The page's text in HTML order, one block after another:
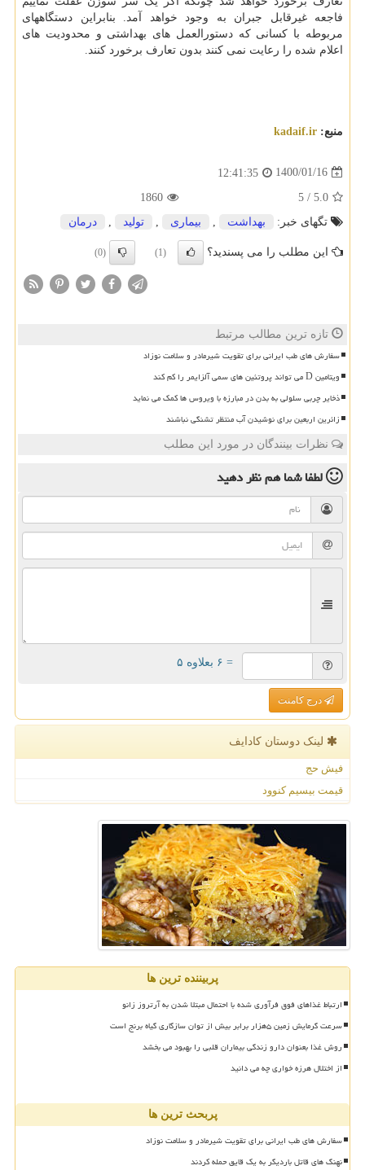
فاجعه غیرقابل جبران به وجود خواهد آمد. بنابراین دستگاههای
مربوطه با کسانی که دستورالعمل های بهداشتی و محدودیت های
اعلام شده را رعایت نمی کنند بدون تعارف برخورد کنند.
منبع: kadaif.ir
1400/01/16
12:41:35
5.0
/
5
1860
تگهای خبر:
بهداشت بیماری تولید درمان
این مطلب را می پسندید؟ (1)
(0)
تازه ترین مطالب مرتبط
سفارش های طب ایرانی برای تقویت شیرمادر و سلامت نوزاد
ویتامین D می تواند پروتئین های سمی آلزایمر را کم کند
ذخایر چربی سلولی به بدن در مبارزه با ویروس ها کمک می نماید
زائرین اربعین برای نوشیدن آب منتظر تشنگی نباشند
نظرات بینندگان در مورد این مطلب
لطفا شما همنظر دهید
= ۶ بعلاوه ۵
درج کامنت
لینک دوستان كادایف
فیش حج
قیمت بیسیم کنوود
پربیننده ترین ها
ارتباط غذاهای فوق فرآوری شده با احتمال مبتلا شدن به آرتروز زانو
سرعت گرمایش زمین ۵هزار برابر بیش از توان سازگاری گیاه برنج است
روش غذا بعنوان دارو زندگی بیماران قلبی را بهبود می بخشد
از اختلال هرزه خواری چه می دانید
پربحث ترین ها
سفارش های طب ایرانی برای تقویت شیرمادر و سلامت نوزاد
نهنگ های قاتل باردیگر به یک قایق حمله کردند